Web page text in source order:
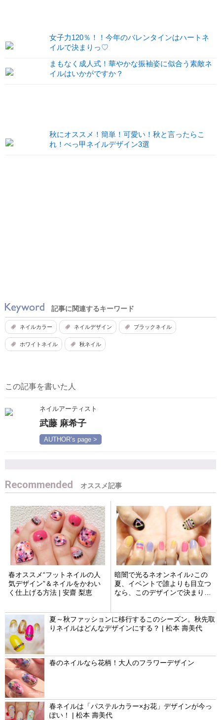
女子力120％！！今年のバレンタインはハートネ
イルで決まりっ♡
まもなく成人式！華やかな振袖姿に似合う素敵ネ
イルはいかがですか？
秋にオススメ！簡単！可愛い！秋と言ったらこ
れ！べっ甲ネイルデザイン3選
記事に関連するキーワード
ネイルカラー ネイルデザイン ブラックネイル
ホワイトネイル 秋ネイル
この記事を書いた人
ネイルアーティスト
武藤 麻希子
AUTHOR’s page >
Recommended
春オススメ“フットネイルの人
気デザイン”＆ネイルをかわい
く仕上げる方法 | 安齋 梨恵
暗闇で光るネオンネイル♪この
夏、イベントで誰よりも目立つ
なら、このデザインで決まり！
夏～秋ファッションに移行するこのシーズン。秋先取
りネイルはどんなデザインにする？ | 松本 壽美代
春のネイルなら花柄！大人のフラワーデザイン
春ネイルは「パステルカラー×お花」デザインが今っ
ぽい！ | 松本 壽美代